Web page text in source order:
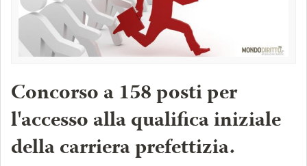
Concorso a 158 posti per
l'accesso alla qualifica iniziale
della carriera prefettizia.